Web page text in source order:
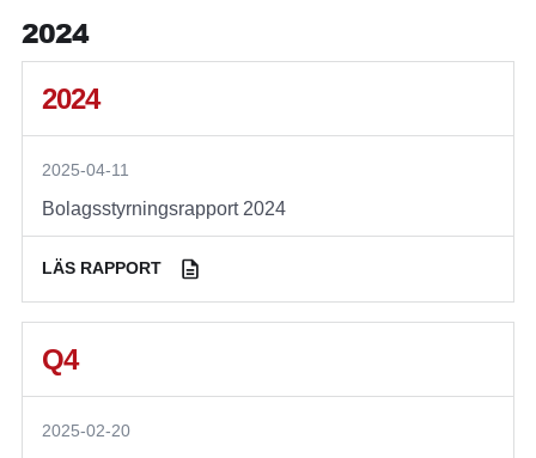
2024
2024
2025-04-11
Bolagsstyrningsrapport 2024
LÄS RAPPORT
Q4
2025-02-20